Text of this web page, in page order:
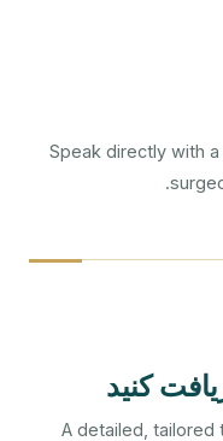
Speak directly with
کنید
A detailed, tailored